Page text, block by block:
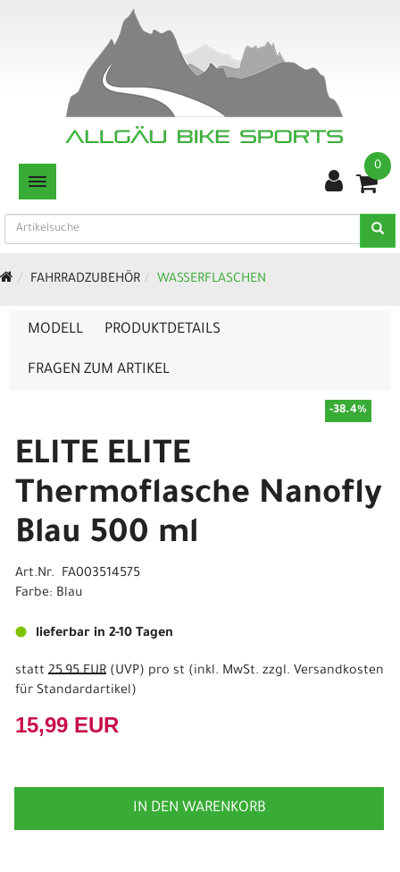
TOGGLE NAVIGATION
0
FAHRRADZUBEHÖR WASSERFLASCHEN
MODELL PRODUKTDETAILS
FRAGEN ZUM ARTIKEL
-38.4%
ELITE ELITE
Thermoflasche Nanofly
Blau 500 ml
Art.Nr. FA003514575
Farbe: Blau
lieferbar in 2-10 Tagen
statt 25,95 EUR (UVP) pro st (inkl. MwSt. zzgl. Versandkosten
für Standardartikel)
15,99 EUR
IN DEN WARENKORB